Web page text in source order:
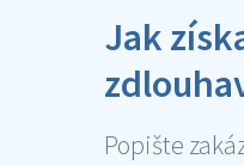
Jak
Popište